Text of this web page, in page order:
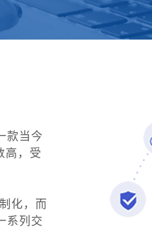
款当今
高，受
化，而
系列交